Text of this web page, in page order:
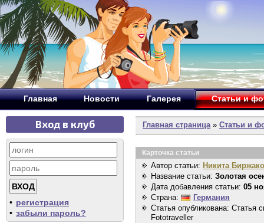
Главная Новости Галерея Статьи и
Вход в клуб
• регистрация
• забыли пароль?
Главная страница» Статьи и
Карточка статьи
Автор статьи: Никита
Название статьи: Золотая
Дата добавления статьи: 05
Страна:
Германия
Статья опубликована: Статья
Fototraveller